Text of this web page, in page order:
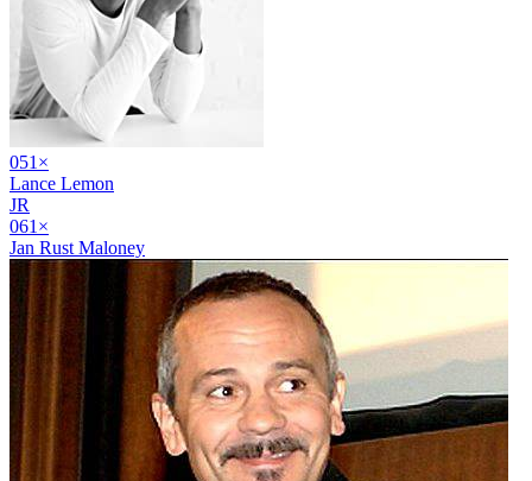
051 ×
Lance Lemon
JR
061 ×
Jan Rust Maloney